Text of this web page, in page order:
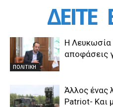
ΔΕΙΤΕ
ΠΟΛΙΤΙΚΗ
Η Λευκωσία
αποφάσεις
Άλλος ένας
Patriot- Και